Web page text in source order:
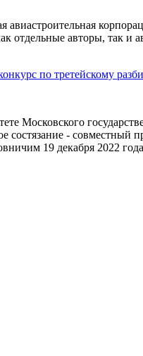
отдельные авторы, так
по третейскому
Московского
состязание -
19 декабря 2022